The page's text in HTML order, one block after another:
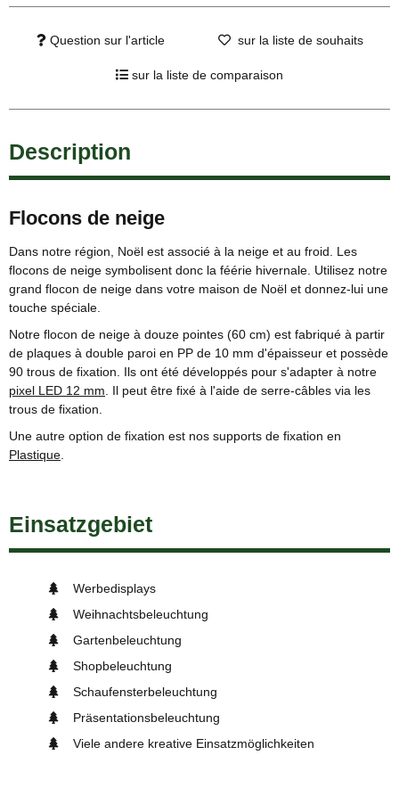
Question sur l'article sur la liste de souhaits
sur la liste de comparaison
Description
Flocons de neige
Dans notre région, Noël est associé à la neige et au froid. Les
flocons de neige symbolisent donc la féérie hivernale. Utilisez notre
grand flocon de neige dans votre maison de Noël et donnez-lui une
touche spéciale.
Notre flocon de neige à douze pointes (60 cm) est fabriqué à partir
de plaques à double paroi en PP de 10 mm d'épaisseur et possède
90 trous de fixation. Ils ont été développés pour s'adapter à notre
pixel LED 12 mm . Il peut être fixé à l'aide de serre-câbles via les
trous de fixation.
Une autre option de fixation est nos supports de fixation en
Plastique
Einsatzgebiet
Werbedisplays
Weihnachtsbeleuchtung
Gartenbeleuchtung
Shopbeleuchtung
Schaufensterbeleuchtung
Präsentationsbeleuchtung
Viele andere kreative Einsatzmöglichkeiten